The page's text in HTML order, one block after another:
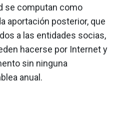
se computan como
aportación posterior, que
a las entidades socias,
hacerse por Internet y
sin ninguna
anual.